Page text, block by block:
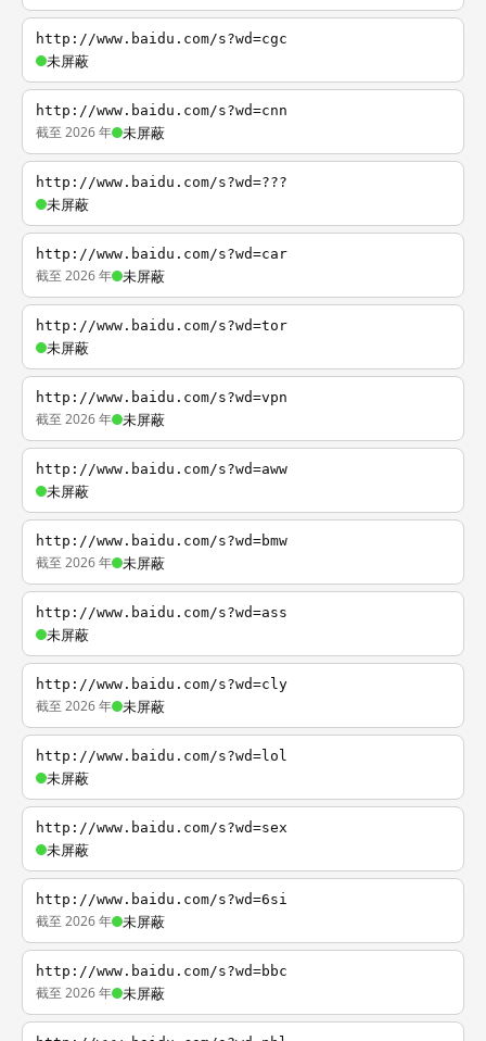
http://www.baidu.com/s?wd=cgc
未屏蔽
http://www.baidu.com/s?wd=cnn
截至 2026 年 未屏蔽
http://www.baidu.com/s?wd=???
未屏蔽
http://www.baidu.com/s?wd=car
截至 2026 年 未屏蔽
http://www.baidu.com/s?wd=tor
未屏蔽
http://www.baidu.com/s?wd=vpn
截至 2026 年 未屏蔽
http://www.baidu.com/s?wd=aww
未屏蔽
http://www.baidu.com/s?wd=bmw
截至 2026 年 未屏蔽
http://www.baidu.com/s?wd=ass
未屏蔽
http://www.baidu.com/s?wd=cly
截至 2026 年 未屏蔽
http://www.baidu.com/s?wd=lol
未屏蔽
http://www.baidu.com/s?wd=sex
未屏蔽
http://www.baidu.com/s?wd=6si
截至 2026 年 未屏蔽
http://www.baidu.com/s?wd=bbc
截至 2026 年 未屏蔽